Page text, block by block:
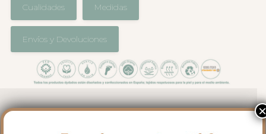
Cualidades Medidas
Envíos y Devoluciones
Para proteger el colchón de tu capazo o
×